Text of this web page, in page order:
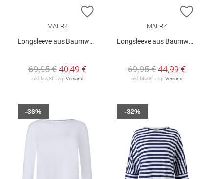
ZUR WUNSCHLISTE HINZUFÜGEN
MAERZ
Longsleeve aus Baumwolle
69,95 €40,49 €
inkl. MwSt. zzgl. Versand
ZUR
MAERZ
Longsleeve aus Baumwolle
69,95 €44,99 €
inkl. MwSt. zzgl. Versand
-36% -32%